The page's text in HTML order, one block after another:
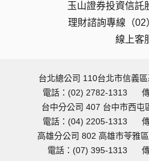
玉山證券投資信託
理財諮詢專線（02
線上客
台北總公司 110台北市信義
電話：(02) 2782-1313
台中分公司 407 台中市西屯
電話：(04) 2205-1313
高雄分公司 802 高雄市苓雅
電話：(07) 395-1313